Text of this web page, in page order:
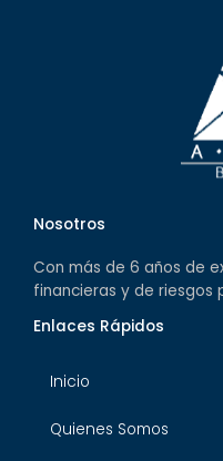
Nosotros
Con más de 6 años de
financieras y de riesgos
Enlaces Rápidos
Inicio
Quienes Somos